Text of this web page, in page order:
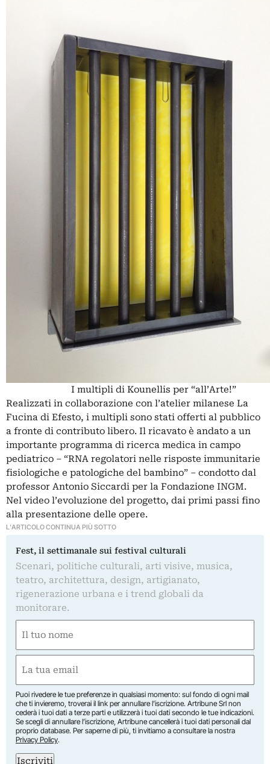
I multipli di Kounellis per “all’Arte!”
Realizzati in collaborazione con l’atelier milanese La
Fucina di Efesto, i multipli sono stati offerti al pubblico
a fronte di contributo libero. Il ricavato è andato a un
importante programma di ricerca medica in campo
pediatrico – “RNA regolatori nelle risposte immunitarie
fisiologiche e patologiche del bambino” – condotto dal
professor Antonio Siccardi per la Fondazione INGM.
Nel video l’evoluzione del progetto, dai primi passi fino
alla presentazione delle opere.
L'ARTICOLO CONTINUA PIÙ SOTTO
Fest, il settimanale sui festival culturali
Scenari, politiche culturali, arti visive, musica,
teatro, architettura, design, artigianato,
rigenerazione urbana e i trend globali da
monitorare.
(Required)
First
(Required)
Puoi rivedere le tue preferenze in qualsiasi momento: sul fondo di ogni mail
che ti invieremo, troverai il link per annullare l’iscrizione. Artribune Srl non
cederà i tuoi dati a terze parti e utilizzerà i tuoi dati secondo le tue indicazioni.
Se scegli di annullare l’iscrizione, Artribune cancellerà i tuoi dati personali dal
proprio database. Per saperne di più, ti invitiamo a consultare la nostra
Privacy Policy.
Iscriviti